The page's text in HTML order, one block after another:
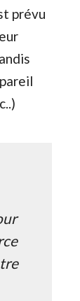
prévu